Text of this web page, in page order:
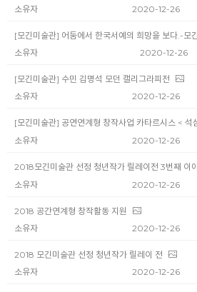
소유자 2020-12-26
소유자
2020-12-26
[모긴미술관] 수민 김명석 모던 캘리그라피전
소유자
2020-12-26
소유자
2020-12-26
소유자
2020-12-26
2018 공간연계형 창작활동 지원
소유자
2020-12-26
2018 모긴미술관 선정 청년작가 릴레이 전
소유자
2020-12-26